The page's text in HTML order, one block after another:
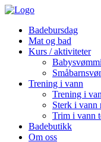
Badebursdag
Mat og bad
Kurs / aktiviteter
Trening i vann
Trening i
Sterk i vann
Trim i vann
Badebutikk
Om oss